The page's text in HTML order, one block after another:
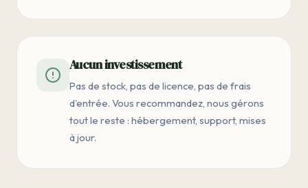
Aucun investissement
Pas de stock, pas de licence, pas de frais
d'entrée. Vous recommandez, nous gérons
tout le reste : hébergement, support, mises
à jour.